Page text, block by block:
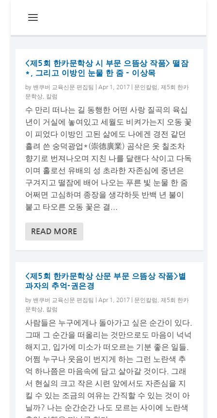
<제5회 한카문학상 시 부문 으뜸상 작품> 떨잠
*, 그리고 이방인 눈물 한 줌 – 이상목
by 밴쿠버 교육신문 편집팀 Apr 1, 2017 문인칼럼 ,제5회 한카
문학상
칼럼
수 만리 떠나는 길 동행한 어떤 사랑 질곡의 육십
년이 거실에 놓여있고 세월도 비켜가는지 오동 꽃
이 피었다 이방인 고된 삶에도 나에겐 경전 같던
흘려 쓴 숭덕광업*(崇德廣業) 곰삭은 옷 칠조차
향기로 번져나오며 지친 나를 달랜다 삭이고 다독
이며 홀로선 유배의 성 초라한 자존심에 중년은
구겨지고 떨잠에 배어 나오는 푸른 빛 눈물 한 줌
어쩌면 고심하며 종장을 생각하듯 반백 년 불이
붙고 타오른 오동 꽃은 결...
READ MORE
<제5회 한카문학상 산문 부문 으뜸상 작품>별
과자의 추억-권은경
by 밴쿠버 교육신문 편집팀 Apr 1, 2017 문인칼럼 ,제5회 한카
문학상
칼럼
사람들은 누구에게나 돌아가고 싶은 순간이 있다.
그때 그 순간을 떠올리는 것만으로도 마음이 넉넉
해지고, 입가에 미소가 떠오르는 기분 좋은 일들.
어쩜 누구나 웃음이 번지게 하는 그런 노란색 추
억 하나쯤은 마음속에 담고 살아갈 것이다. 그래
서 현실의 크고 작은 시련 앞에서도 자존심을 지
킬 수 있는 조금의 여유는 간직할 수 있는 것이 아
닐까? 나는 순간순간 나도 모르는 사이에 노란색